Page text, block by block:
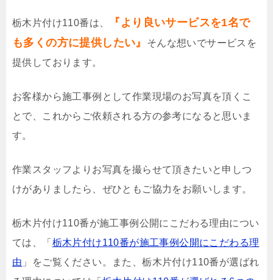
栃木片付け110番は、
『より良いサービスを1名で
も多くの方に提供したい』
そんな想いでサービスを
提供しております。
お客様から施工事例として作業現場のお写真を頂くこ
とで、これからご依頼される方の参考になると思いま
す。
作業スタッフよりお写真を撮らせて頂きたいと申しつ
けがありましたら、ぜひともご協力をお願いします。
栃木片付け110番が施工事例公開にこだわる理由につい
ては、「 栃木片付け110番が施工事例公開にこだわる理
由 」をご覧ください。また、栃木片付け110番が選ばれ